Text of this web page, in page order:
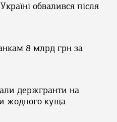
обвалився після
8 млрд грн за
держгранти на
жодного куща